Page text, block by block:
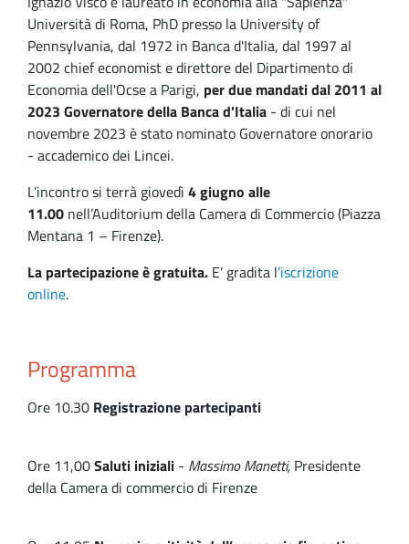
Università di Roma, PhD presso la University of
Pennsylvania, dal 1972 in Banca d'Italia, dal 1997 al
2002 chief economist e direttore del Dipartimento di
Economia dell'Ocse a Parigi, per due mandati dal 2011 al
2023 Governatore della Banca d'Italia - di cui nel
novembre 2023 è stato nominato Governatore onorario
- accademico dei Lincei.
L’incontro si terrà giovedì 4 giugno alle
11.00 nell’Auditorium della Camera di Commercio (Piazza
Mentana 1 – Firenze).
La partecipazione è gratuita. E’ gradita l’iscrizione
online.
Programma
Ore 10.30 Registrazione partecipanti
Ore 11,00Saluti iniziali - Massimo Manetti, Presidente
della Camera di commercio di Firenze